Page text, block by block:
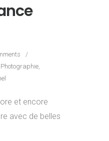
/
Photographie,
et encore
avec de belles